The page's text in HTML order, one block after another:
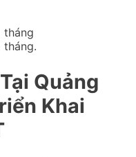
tháng
tháng.
Quảng
Khai